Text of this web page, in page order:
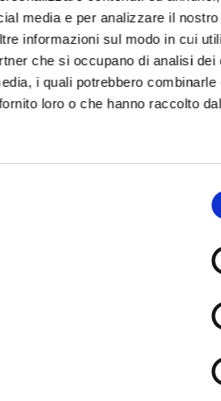
media e per analizzare il nostro
informazioni sul modo in cui
che si occupano di analisi dei
i quali potrebbero combinarle
loro o che hanno raccolto
entdecken